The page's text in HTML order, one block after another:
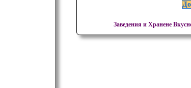
Заведения и Хранене